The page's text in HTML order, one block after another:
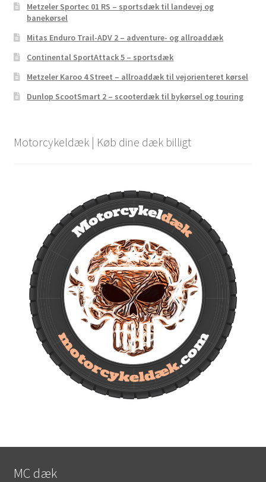
Metzeler Sportec 01 RS – sportsdæk til landevej og
banekørsel
Mitas Enduro Trail-ADV 2 – adventure- og allroaddæk
Continental SportAttack 5 – sportsdæk
Metzeler Karoo 4 Street – allroaddæk til vejorienteret kørsel
Dunlop ScootSmart 2 – scooterdæk til bykørsel og touring
Motorcykeldæk | Køb dine dæk billigt
MC dæk